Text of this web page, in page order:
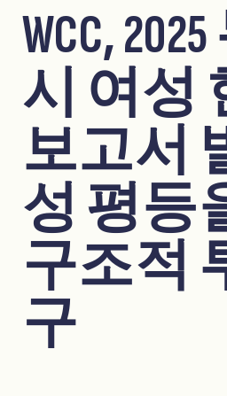
WCC,
시 여성
보고서
성 평등
구조적
구